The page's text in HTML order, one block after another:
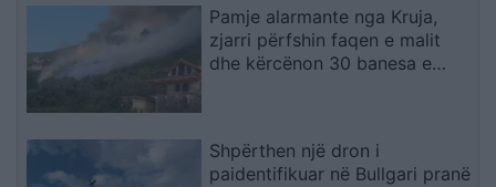
Pamje alarmante nga Kruja,
zjarri përfshin faqen e malit
dhe kërcënon 30 banesa e
Shpërthen një dron i
paidentifikuar në Bullgari pranë